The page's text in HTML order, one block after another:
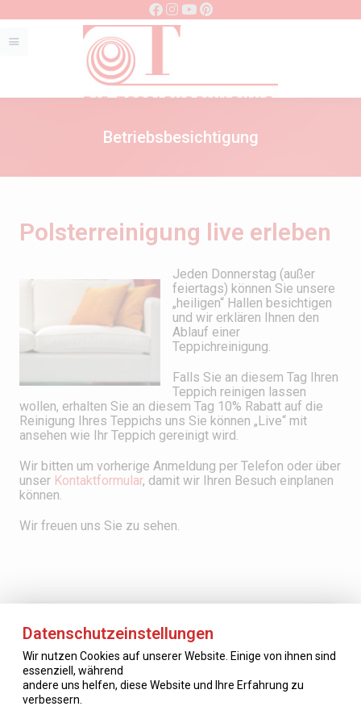
Betriebsbesichtigung
Polsterreinigung live erleben
Jeden Donnerstag (außer
feiertags) können Sie unsere
„heiligen“ Hallen besichtigen
und wir erklären Ihnen den
Ablauf einer
Teppichreinigung.
Falls Sie an diesem Tag Ihren
Teppich reinigen lassen
wollen, erhalten Sie an diesem Tag 10% Rabatt auf die
Reinigung Ihres Teppichs uns Sie können „Live“ mit
ansehen wie Ihr Teppich gereinigt wird.
Wir bitten um vorherige Anmeldung per Telefon oder über
unser Kontaktformular, damit wir Ihren Besuch einplanen
können.
Wir freuen uns Sie zu sehen.
KONTAKT
Datenschutzeinstellungen
Wir nutzen Cookies auf unserer Website. Einige von ihnen sind
essenziell, während
andere uns helfen, diese Website und Ihre Erfahrung zu
verbessern.